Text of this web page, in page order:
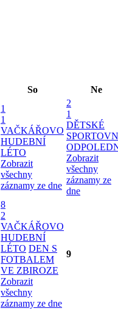
So Ne
1
1
VAČKÁŘOVO
HUDEBNÍ
LÉTO
Zobrazit
všechny
záznamy ze dne
2
1
DĚTSKÉ
Zobrazit
všechny
záznamy ze
dne
8
2
VAČKÁŘOVO
HUDEBNÍ
LÉTO DEN S
FOTBALEM
VE ZBIROZE
Zobrazit
všechny
záznamy ze dne
9